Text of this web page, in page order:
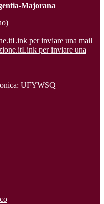
Majorana
Link per inviare una mail
Link per inviare una
UFYWSQ